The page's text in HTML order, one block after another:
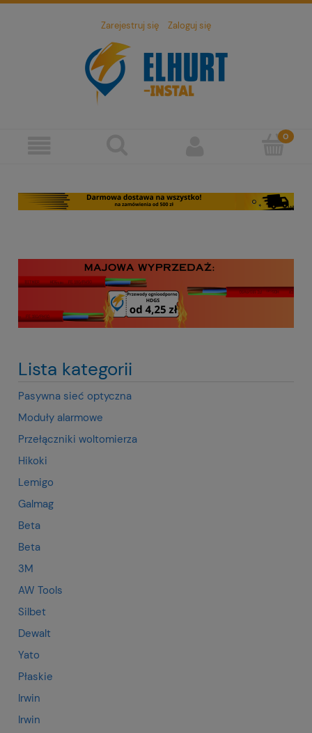
Zarejestruj się Zaloguj się
Lista kategorii
Pasywna sieć optyczna
Moduły alarmowe
Przełączniki woltomierza
Hikoki
Lemigo
Galmag
Beta
Beta
3M
AW Tools
Silbet
Dewalt
Yato
Płaskie
Irwin
Irwin